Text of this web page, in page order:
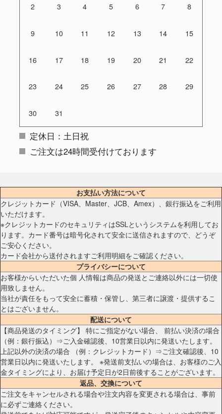
2 3 4 5 6 7 8
9 10 11 12 13 14 15
16 17 18 19 20 21 22
23 24 25 26 27 28 29
30 31
定休日：土日祝
ご注文は24時間受付けております
お支払い方法について
クレジットカード（VISA、Master、JCB、Amex）、銀行振込をご利用
いただけます。
※クレジットカードのセキュリティはSSLというシステムを利用してお
ります。カード番号は暗号化されて安全に送信されますので、どうぞ
ご安心ください。
カード会社から送付されますご利用明細をご確認ください。
プライバシーについて
お客様からいただいた個 人情報は商品の発送とご連絡以外には一切使
用致しません。
当社が責任をもって安全に蓄積・保管し、第三者に譲渡・提供するこ
とはございません。
配送について
【商品発送のタイミング】 特にご指定がない場合、 前払い決済の場合
（例：銀行振込）⇒ご入金確認後、10営業日以内に発送いたします。
上記以外の決済の場合 （例：クレジットカード）⇒ご注文確認後、10
営業日以内に発送いたします。 ※発送前支払いの場合は、お客様のご入
金タイミングにより、お届け予定日が2日前後することがございます。
返品、交換について
ご注文をキャンセルされる場合や注文内容を変更される場合は、事前
に必ずご連絡ください。